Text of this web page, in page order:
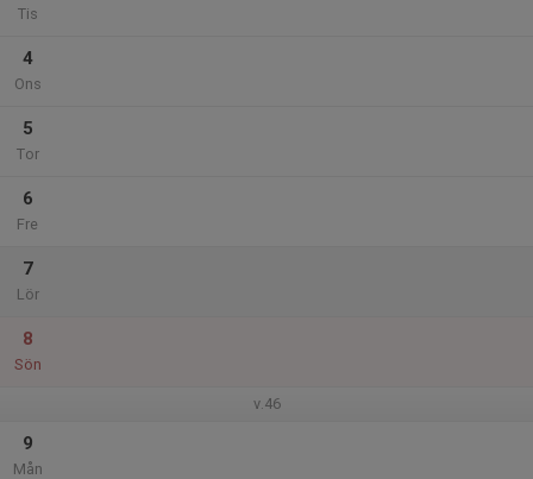
Tis
4
Ons
5
Tor
6
Fre
7
Lör
8
Sön
v.46
9
Mån